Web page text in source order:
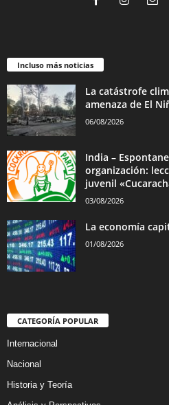
Incluso más noticias
La catástrofe
amenaza de El
06/08/2026
India –
organización:
juvenil
03/08/2026
La economía
01/08/2026
CATEGORÍA POPULAR
Internacional
Nacional
Historia y Teoría